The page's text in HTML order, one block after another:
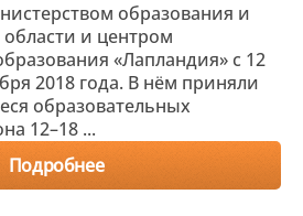
образования и
и центром
«Лапландия» с 12
2018 года. В нём приняли
образовательных
12–18 ...
Подробнее